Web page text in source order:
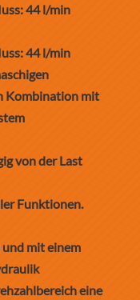
44 l/min
44 l/min
Kombination mit
von der Last
Funktionen.
mit einem
eine